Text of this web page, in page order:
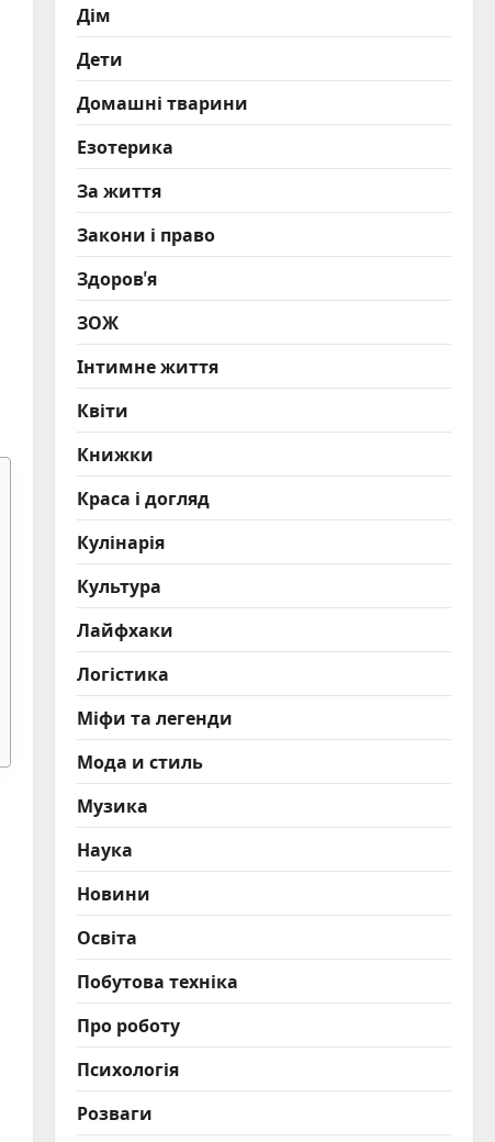
Дім
Дети
Домашні тварини
Езотерика
За життя
Закони і право
Здоров'я
ЗОЖ
Інтимне життя
Квіти
Книжки
Краса і догляд
Кулінарія
Культура
Лайфхаки
Логістика
Міфи та легенди
Мода и стиль
Музика
Наука
Новини
Освіта
Побутова техніка
Про роботу
Психологія
Розваги